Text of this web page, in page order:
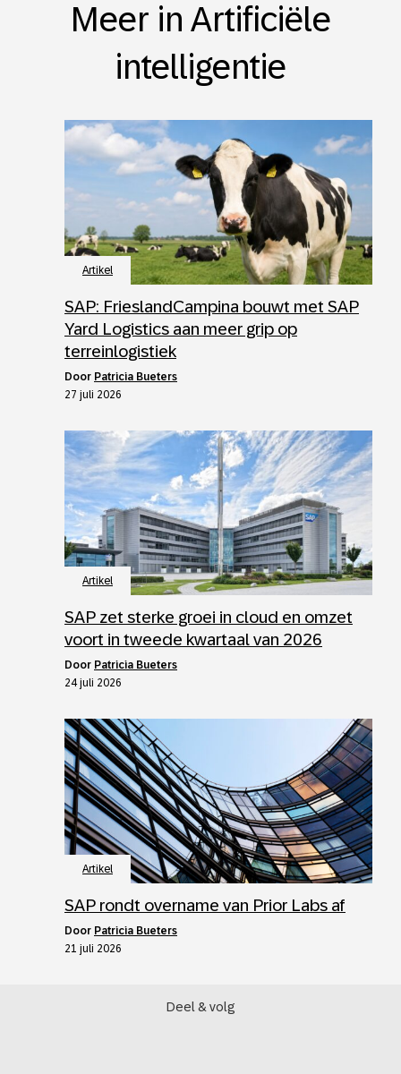
Meer in Artificiële
intelligentie
Artikel
SAP: FrieslandCampina bouwt met SAP
Yard Logistics aan meer grip op
terreinlogistiek
door Patricia Bueters
27 juli 2026
Artikel
SAP zet sterke groei in cloud en omzet
voort in tweede kwartaal van 2026
door Patricia Bueters
24 juli 2026
Artikel
SAP rondt overname van Prior Labs af
door Patricia Bueters
21 juli 2026
Deel & volg